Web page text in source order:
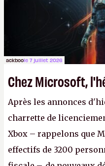
peut commencer à
ackboole 7 juillet 2026
Chez Microsoft,
Après les annonces
charrette de
Xbox – rappelons que
effectifs de 3200